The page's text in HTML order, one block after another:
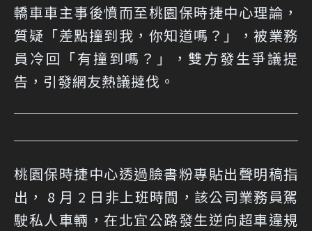
轎車車主事後憤而至桃園保時捷中心理論，
質疑「差點撞到我，你知道嗎？」，被業務
員冷回「有撞到嗎？」，雙方發生爭議提
告，引發網友熱議撻伐。
桃園保時捷中心透過臉書粉專貼出聲明稿指
出， 8 月 2 日非上班時間，該公司業務員駕
駛私人車輛，在北宜公路發生逆向超車違規